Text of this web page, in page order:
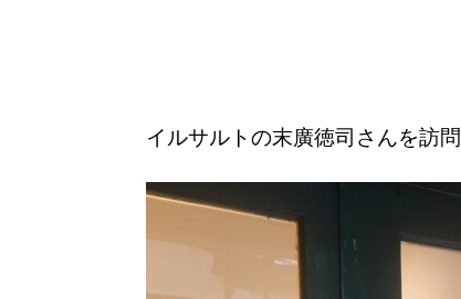
イルサルトの末廣徳司さんを訪問